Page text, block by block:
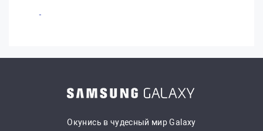
Окунись в чудесный мир Galaxy